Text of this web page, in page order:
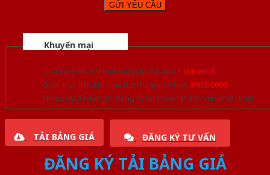
Khuyến mại
Quà tặng đồ nội thất trang trí lên đến 1.000.000đ
Giảm trực tiếp khi mua đơn hàng lớn hơn 3.000.000đ
Nhiều ưu đãi lớn khi đăng ký tài khoản thành viên thân thiết
TẢI BẢNG GIÁ ĐĂNG KÝ TƯ VẤN
ĐĂNG KÝ TẢI BẢNG GIÁ